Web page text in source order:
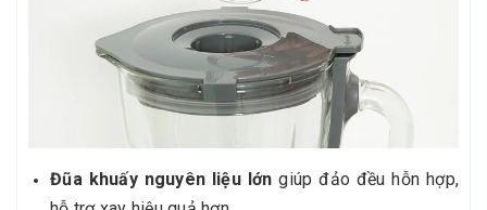
Đũa khuấy nguyên liệu lớn giúp đảo đều hỗn hợp,